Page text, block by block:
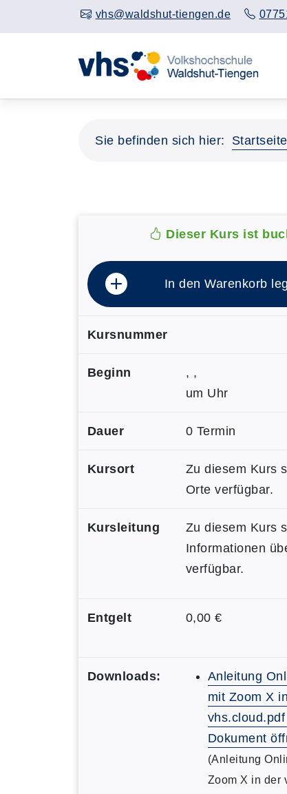
vhs@waldshut-tiengen.de
Sie befinden sich hier: Startseite
Dieser Kurs ist
In den Warenkorb
Kursnummer
Beginn
, ,
um Uhr
Dauer 0 Termin
Kursort
Zu diesem Kurs
Orte verfügbar.
Kursleitung
Zu diesem Kurs
Informationen
verfügbar.
Entgelt 0,00 €
Downloads:
Anleitung
mit Zoom X
Dokument
(Anleitung
Zoom X in der